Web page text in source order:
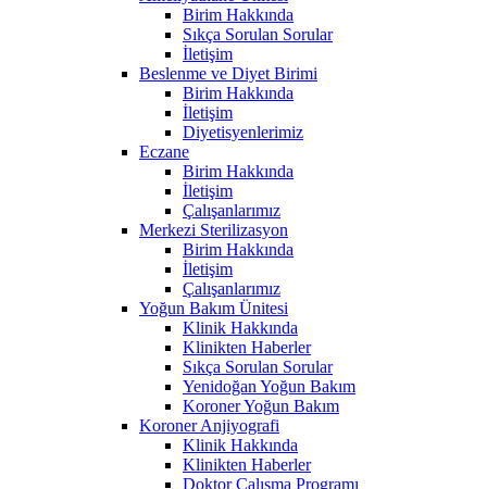
Birim Hakkında
Sıkça Sorulan Sorular
İletişim
Beslenme ve Diyet Birimi
Birim Hakkında
İletişim
Diyetisyenlerimiz
Eczane
Birim Hakkında
İletişim
Çalışanlarımız
Merkezi Sterilizasyon
Birim Hakkında
İletişim
Çalışanlarımız
Yoğun Bakım Ünitesi
Klinik Hakkında
Klinikten Haberler
Sıkça Sorulan Sorular
Yenidoğan Yoğun Bakım
Koroner Yoğun Bakım
Koroner Anjiyografi
Klinik Hakkında
Klinikten Haberler
Doktor Çalışma Programı